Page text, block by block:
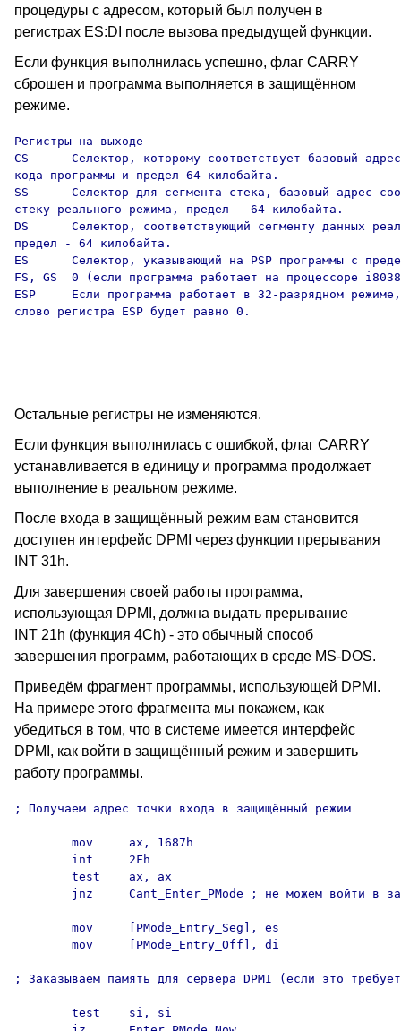
процедуры с адресом, который был получен в
регистрах ES:DI после вызова предыдущей функции.
Если функция выполнилась успешно, флаг CARRY
сброшен и программа выполняется в защищённом
режиме.
Регистры на выходе
CS      Селектор, которому соответствует базовый
кода программы и предел 64 килобайта.
SS      Селектор для сегмента стека, базовый адрес
стеку реального режима, предел - 64 килобайта.
DS      Селектор, соответствующий сегменту данных
предел - 64 килобайта.
ES      Селектор, указывающий на PSP программы с
FS, GS  0 (если программа работает на процессоре
ESP     Если программа работает в 32-разрядном
слово регистра ESP будет равно 0.
Остальные регистры не изменяются.
Если функция выполнилась с ошибкой, флаг CARRY
устанавливается в единицу и программа продолжает
выполнение в реальном режиме.
После входа в защищённый режим вам становится
доступен интерфейс DPMI через функции прерывания
INT 31h.
Для завершения своей работы программа,
использующая DPMI, должна выдать прерывание
INT 21h (функция 4Ch) - это обычный способ
завершения программ, работающих в среде MS-DOS.
Приведём фрагмент программы, использующей DPMI.
На примере этого фрагмента мы покажем, как
убедиться в том, что в системе имеется интерфейс
DPMI, как войти в защищённый режим и завершить
работу программы.
; Получаем адрес точки входа в защищённый режим
        mov     ax, 1687h
        int     2Fh
        test    ax, ax
jnz     Cant_Enter_PMode ; не можем войти в
        mov     [PMode_Entry_Seg], es
        mov     [PMode_Entry_Off], di
; Заказываем память для сервера DPMI (если это
        test    si, si